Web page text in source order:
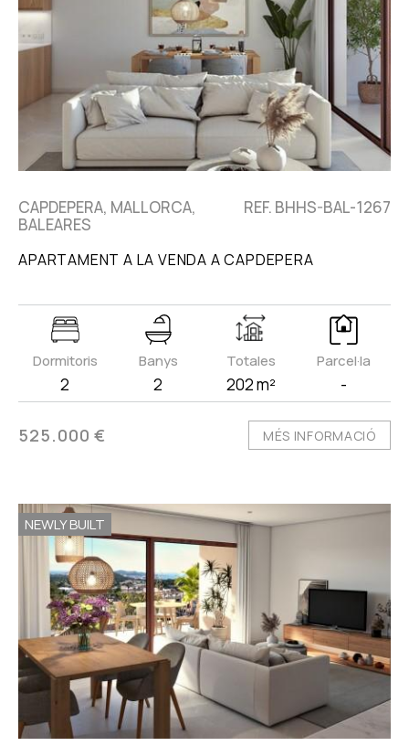
CAPDEPERA, MALLORCA,
BALEARES
REF. BHHS-BAL-1267
APARTAMENT A LA VENDA A CAPDEPERA
Dormitoris
2
Banys
2
Totales
202 m²
Parcel·la
-
525.000 € MÉS INFORMACIÓ
NEWLY BUILT